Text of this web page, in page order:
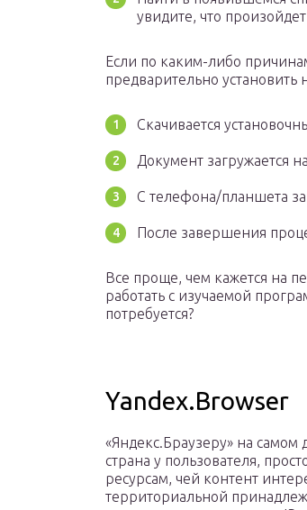
увидите, что
Если по каким-либо
предварительно установить
Скачивается
Документ загружается
С телефона/планшета
После завершения
Все проще, чем кажется на
работать с изучаемой
потребуется?
Yandex.Browser
«Яндекс.Браузеру» на самом
страна у пользователя,
ресурсам, чей контент
территориальной